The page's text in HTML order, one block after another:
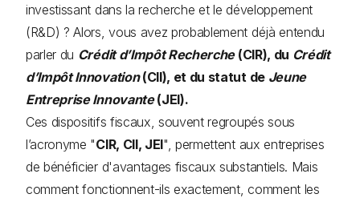
investissant dans la recherche et le développement
(R&D) ? Alors, vous avez probablement déjà entendu
parler du Crédit d’Impôt Recherche(CIR), du Crédit
d’Impôt Innovation(CII), et du statut de Jeune
Entreprise Innovante(JEI).
Ces dispositifs fiscaux, souvent regroupés sous
l’acronyme "CIR, CII, JEI", permettent aux entreprises
de bénéficier d'avantages fiscaux substantiels. Mais
comment fonctionnent-ils exactement, comment les